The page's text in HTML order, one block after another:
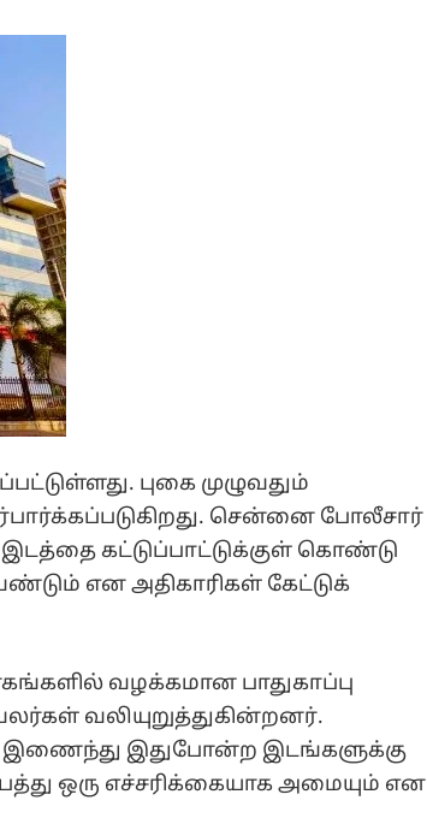
புகை முழுவதும்
சென்னை போலீசார்
இடத்தை கட்டுப்பாட்டுக்குள் கொண்டு
என அதிகாரிகள் கேட்டுக்
வழக்கமான பாதுகாப்பு
வலியுறுத்துகின்றனர்.
இணைந்து இதுபோன்ற இடங்களுக்கு
ஒரு எச்சரிக்கையாக அமையும் என